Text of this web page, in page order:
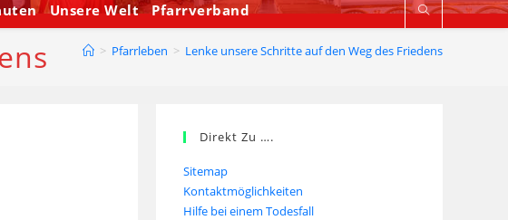
Unsere Welt Pfarrverband
> Pfarrleben > Lenke unsere Schritte auf den Weg des Friedens
Direkt Zu ….
Sitemap
Kontaktmöglichkeiten
Hilfe bei einem Todesfall